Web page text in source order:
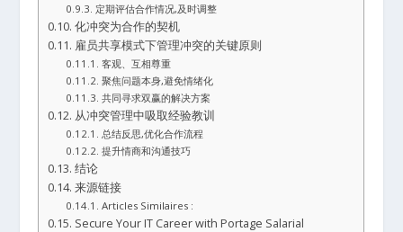
定期评估合作情况,及时调整
化冲突为合作的契机
雇员共享模式下管理冲突的关键原则
客观、互相尊重
聚焦问题本身,避免情绪化
共同寻求双赢的解决方案
从冲突管理中吸取经验教训
总结反思,优化合作流程
提升情商和沟通技巧
结论
来源链接
Articles Similaires :
Secure Your IT Career with Portage Salarial